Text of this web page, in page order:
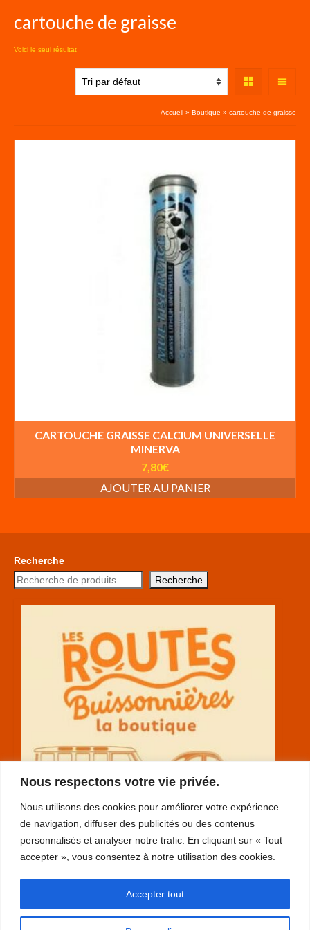
Nous respectons votre vie privée.
Nous utilisons des cookies pour améliorer votre expérience
de navigation, diffuser des publicités ou des contenus
personnalisés et analyser notre trafic. En cliquant sur « Tout
accepter », vous consentez à notre utilisation des cookies.
Accepter tout
cartouche de graisse
Voici le seul résultat
Accueil » Boutique » cartouche de graisse
CARTOUCHE GRAISSE CALCIUM UNIVERSELLE
MINERVA
7,80€
AJOUTER AU PANIER
Recherche
Recherche
RGPD
mentions légales